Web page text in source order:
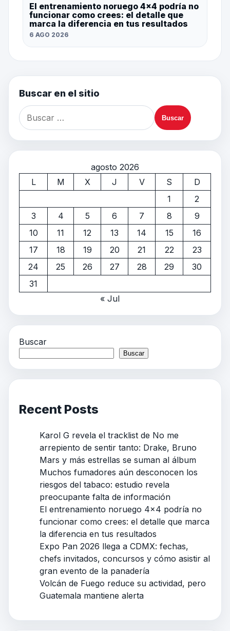
El entrenamiento noruego 4×4 podría no
funcionar como crees: el detalle que
marca la diferencia en tus resultados
6 AGO 2026
Buscar en el sitio
agosto 2026
L
M X J V S
D
1
2
3
4 5 6 7 8
9
10
11 12 13 14 15
16
17
18 19 20 21 22
23
24
25 26 27 28 29
30
31
« Jul
Buscar
Buscar
Recent Posts
Karol G revela el tracklist de No me
arrepiento de sentir tanto: Drake, Bruno
Mars y más estrellas se suman al álbum
Muchos fumadores aún desconocen los
riesgos del tabaco: estudio revela
preocupante falta de información
El entrenamiento noruego 4×4 podría no
funcionar como crees: el detalle que marca
la diferencia en tus resultados
Expo Pan 2026 llega a CDMX: fechas,
chefs invitados, concursos y cómo asistir al
gran evento de la panadería
Volcán de Fuego reduce su actividad, pero
Guatemala mantiene alerta